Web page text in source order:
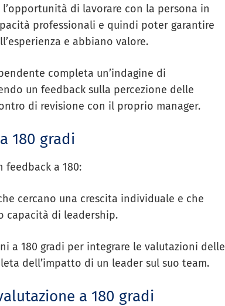
di lavorare con la persona in
professionali e quindi poter garantire
e abbiano valore.
completa un’indagine di
un feedback sulla percezione delle
di revisione con il proprio manager.
180 gradi
a 180:
cercano una crescita individuale e che
capacità di leadership.
a 180 gradi per integrare le valutazioni delle
dell’impatto di un leader sul suo team.
a 180 gradi